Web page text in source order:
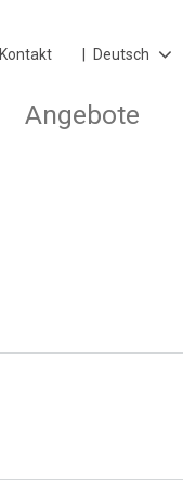
Kontakt
Angebote